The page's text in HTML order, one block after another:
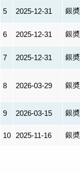
5 2025-12-31 銀奬
6 2025-12-31 銀奬
7 2025-12-31 銀奬
8 2026-03-29 銀奬
9 2026-03-15 銀奬
10 2025-11-16 銀奬